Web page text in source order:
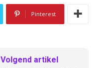
Pinterest
Volgend artikel